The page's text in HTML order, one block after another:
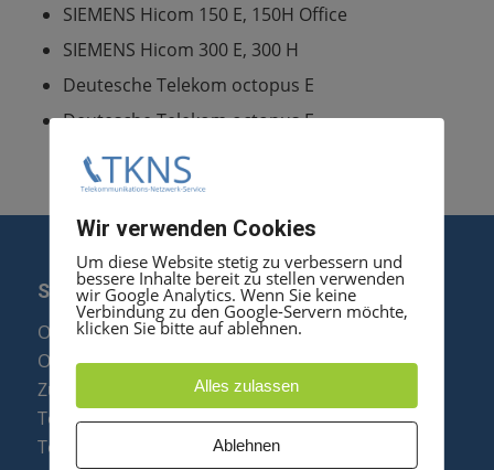
SIEMENS Hicom 150 E, 150H Office
SIEMENS Hicom 300 E, 300 H
Deutesche Telekom octopus E
Deutesche Telekom octopus F
SERVICE
Optipoint Display Reparatur
Octophon F Display Reparatur
Zubehör & Ersatzteile
Telefonanlagen Optimierung
Telefonanlagen Erweiterung
Wir verwenden Cookies
Um diese Website stetig zu verbessern und
bessere Inhalte bereit zu stellen verwenden
wir Google Analytics. Wenn Sie keine
Verbindung zu den Google-Servern möchte,
klicken Sie bitte auf ablehnen.
Alles zulassen
Ablehnen